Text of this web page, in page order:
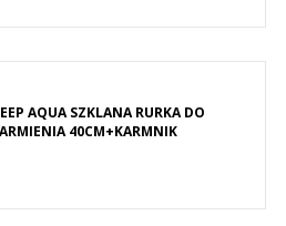
AQUA SZKLANA RURKA DO
40CM+KARMNIK